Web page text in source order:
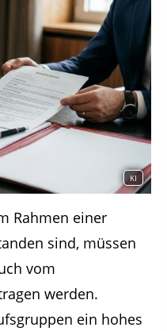
KI
Rahmen einer
sind, müssen
vom
werden.
ein hohes